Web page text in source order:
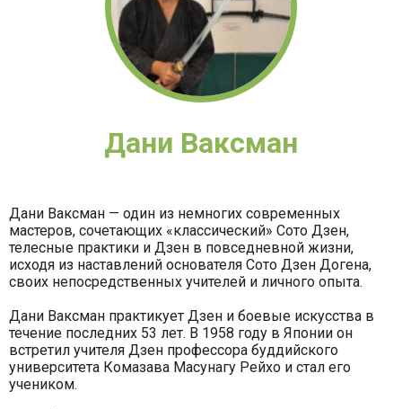
Дани Ваксман
Дани Ваксман — один из немногих современных
мастеров, сочетающих «классический» Сото Дзен,
телесные практики и Дзен в повседневной жизни,
исходя из наставлений основателя Сото Дзен Догена,
своих непосредственных учителей и личного опыта.
Дани Ваксман практикует Дзен и боевые искусства в
течение последних 53 лет. В 1958 году в Японии он
встретил учителя Дзен профессора буддийского
университета Комазава Масунагу Рейхо и стал его
учеником.